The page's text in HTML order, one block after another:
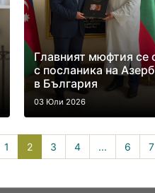
Главният мюфтия се
с посланика на
в България
03 Юли 2026
1 22(current)
3 4 ... 6 7